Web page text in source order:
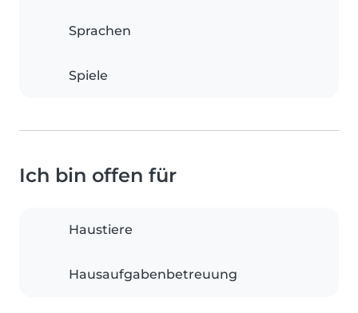
Sprachen
Spiele
Ich bin offen für
Haustiere
Hausaufgabenbetreuung